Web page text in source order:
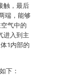
触，最后
端，能够
气中的
进入到主
1内部的
下：